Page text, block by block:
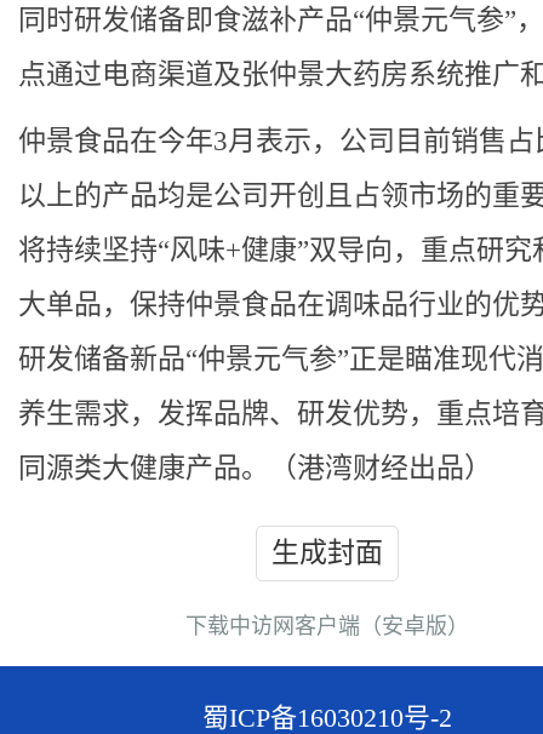
同时研发储备即食滋补产品“仲景元气参”
点通过电商渠道及张仲景大药房系统推广
仲景食品在今年3月表示，公司目前销售占
以上的产品均是公司开创且占领市场的重
将持续坚持“风味+健康”双导向，重点研究
大单品，保持仲景食品在调味品行业的优
研发储备新品“仲景元气参”正是瞄准现代
养生需求，发挥品牌、研发优势，重点培
同源类大健康产品。（港湾财经出品）
生成封面
下载中访网客户端（安卓版）
蜀ICP备16030210号-2